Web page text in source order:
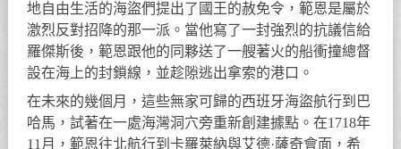
地自由生活的海盜們提出了國王的赦免令，範恩是屬於
激烈反對招降的那一派。當他寫了一封強烈的抗議信給
羅傑斯後，範恩跟他的同夥送了一艘著火的船衝撞總督
設在海上的封鎖線，並趁隙逃出拿索的港口。
在未來的幾個月，這些無家可歸的西班牙海盜航行到巴
哈馬，試著在一處海灣洞穴旁重新創建據點。在1718年
11月，範恩往北航行到卡羅萊納與艾德·薩奇會面，希